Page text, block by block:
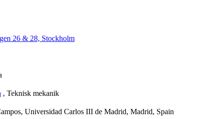
26 & 28, Stockholm
, Teknisk mekanik
Universidad Carlos III de Madrid, Madrid, Spain